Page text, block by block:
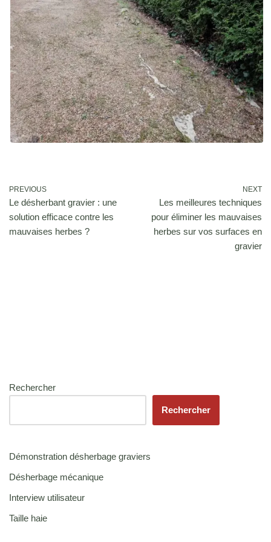
PREVIOUS
Le désherbant gravier : une
solution efficace contre les
mauvaises herbes ?
NEXT
Les meilleures techniques
pour éliminer les mauvaises
herbes sur vos surfaces en
gravier
Rechercher
Rechercher
Démonstration désherbage graviers
Désherbage mécanique
Interview utilisateur
Taille haie